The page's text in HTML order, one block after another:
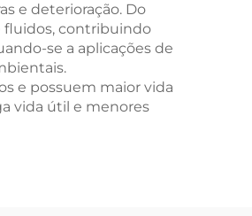
e deterioração. Do
fluidos, contribuindo
se a aplicações de
e possuem maior vida
vida útil e menores